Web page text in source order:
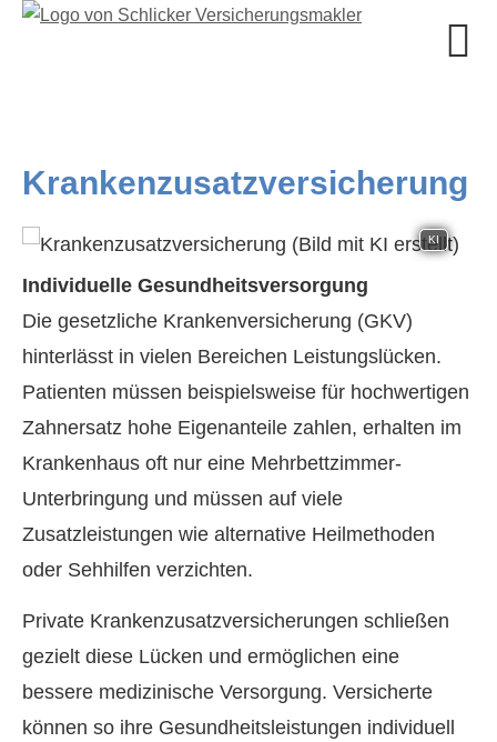
Kranken­zusatz­ver­si­che­rung
KI
Individuelle Gesundheitsversorgung
Die gesetzliche Kranken­ver­si­che­rung (GKV)
hinterlässt in vielen Bereichen Leistungslücken.
Patienten müssen beispielsweise für hochwertigen
Zahnersatz hohe Eigenanteile zahlen, erhalten im
Krankenhaus oft nur eine Mehrbettzimmer-
Unterbringung und müssen auf viele
Zusatzleistungen wie alternative Heilmethoden
oder Sehhilfen verzichten.
Private Kranken­zusatz­ver­si­che­rungen schließen
gezielt diese Lücken und ermöglichen eine
bessere medizinische Versorgung. Versicherte
können so ihre Gesundheitsleistungen individuell